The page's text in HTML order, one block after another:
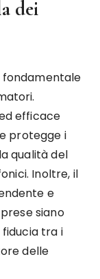
dei
fondamentale
efficace
protegge i
qualità del
Inoltre, il
e
siano
tra i
delle